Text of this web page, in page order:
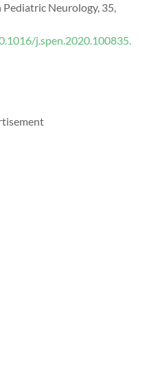
Pediatric Neurology, 35,
j.spen.2020.100835.